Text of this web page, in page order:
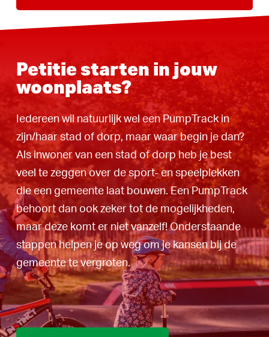
Petitie starten in jouw
woonplaats?
Iedereen wil natuurlijk wel een PumpTrack in
zijn/haar stad of dorp, maar waar begin je dan?
Als inwoner van een stad of dorp heb je best
veel te zeggen over de sport- en speelplekken
die een gemeente laat bouwen. Een PumpTrack
behoort dan ook zeker tot de mogelijkheden,
maar deze komt er niet vanzelf! Onderstaande
stappen helpen je op weg om je kansen bij de
gemeente te vergroten.